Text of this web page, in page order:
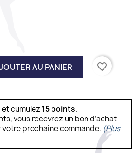
AU PANIER favorite_border
cumulez 15points.
vous recevrez un bon d’achat
votre prochaine commande. (Plus